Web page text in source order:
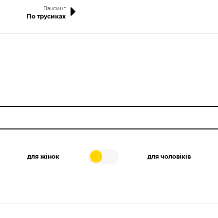
Ваксинг
По трусиках
для жінок для чоловіків